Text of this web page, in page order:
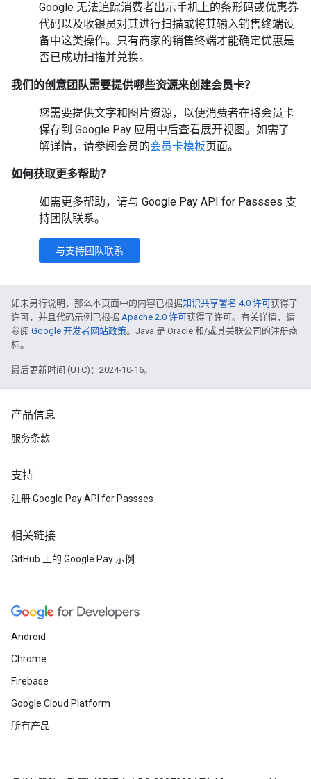
Google 无法追踪消费者出示手机上的条形码或优惠券
代码以及收银员对其进行扫描或将其输入销售终端设
备中这类操作。只有商家的销售终端才能确定优惠是
否已成功扫描并兑换。
我们的创意团队需要提供哪些资源来创建会员卡？
您需要提供文字和图片资源，以便消费者在将会员卡
保存到 Google Pay 应用中后查看展开视图。如需了
解详情，请参阅会员的会员卡模板页面。
如何获取更多帮助？
如需更多帮助，请与 Google Pay API for Passses 支
持团队联系。
与支持团队联系
如未另行说明，那么本页面中的内容已根据知识共享署名 4.0 许可获得了
许可，并且代码示例已根据 Apache 2.0 许可获得了许可。有关详情，请
参阅 Google 开发者网站政策。Java 是 Oracle 和/或其关联公司的注册商
标。
最后更新时间 (UTC)：2024-10-16。
产品信息
服务条款
支持
注册 Google Pay API for Passses
相关链接
GitHub 上的 Google Pay 示例
Android
Chrome
Firebase
Google Cloud Platform
所有产品